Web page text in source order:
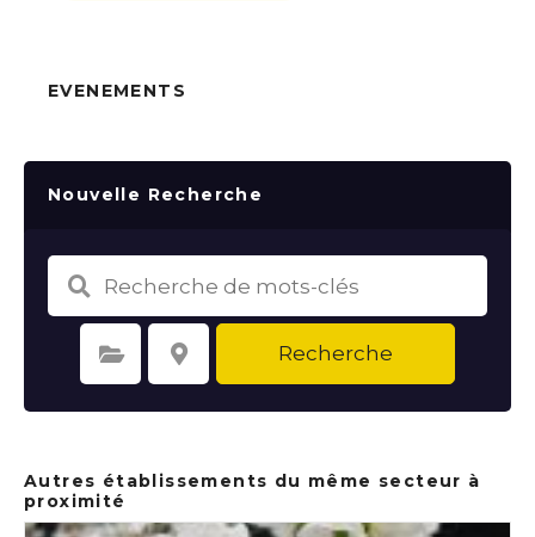
EVENEMENTS
Nouvelle Recherche
Sélectionnez une catégorie Sélectionnez le lieu Recherche
Autres établissements du même secteur à
proximité